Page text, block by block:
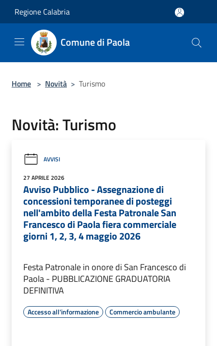
Regione Calabria
Comune di Paola
Home > Novità > Turismo
Novità: Turismo
AVVISI
27 APRILE 2026
Avviso Pubblico - Assegnazione di
concessioni temporanee di posteggi
nell'ambito della Festa Patronale San
Francesco di Paola fiera commerciale
giorni 1, 2, 3, 4 maggio 2026
Festa Patronale in onore di San Francesco di
Paola - PUBBLICAZIONE GRADUATORIA
DEFINITIVA
Accesso all'informazione Commercio ambulante